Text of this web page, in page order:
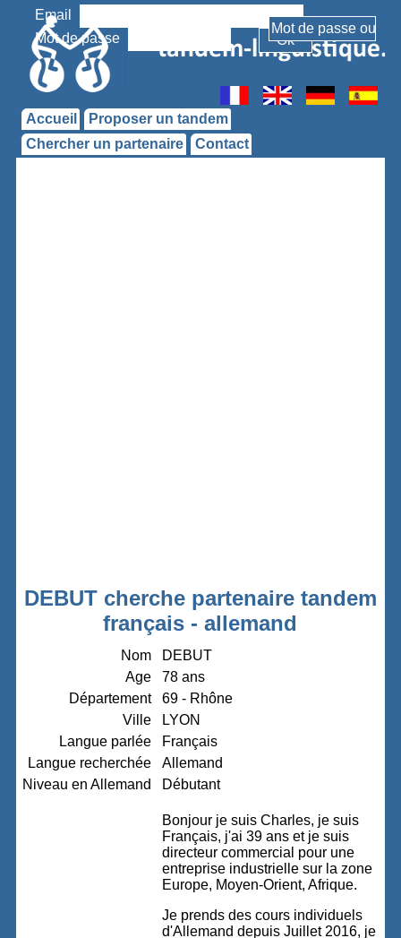
Email
Mot de passe
Accueil
Proposer un tandem
Chercher un partenaire
Contact
DEBUT cherche partenaire tandem
français - allemand
Nom
DEBUT
Age
78 ans
Département
69 - Rhône
Ville
LYON
Langue parlée
Français
Langue recherchée
Allemand
Niveau en Allemand
Débutant
Bonjour je suis Charles, je suis
Français, j'ai 39 ans et je suis
directeur commercial pour une
entreprise industrielle sur la zone
Europe, Moyen-Orient, Afrique.
Je prends des cours individuels
d'Allemand depuis Juillet 2016, je